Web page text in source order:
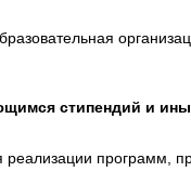
стипендий и
программ,